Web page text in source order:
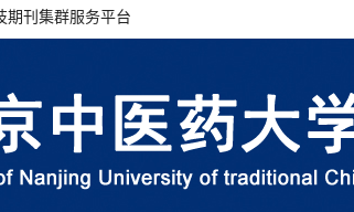
期刊集群服务平台